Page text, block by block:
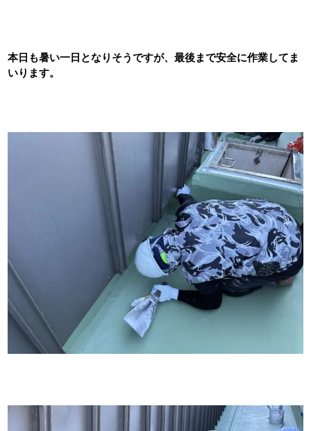
本日も暑い一日となりそうですが、最後まで安全に作業してま
いります。